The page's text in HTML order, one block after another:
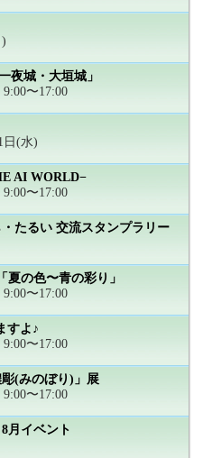
夜城・大垣城」
〜17:00
日(水)
AI WORLD−
〜17:00
たるい 交流スタンプラリー
の色〜青の彩り」
〜17:00
すよ♪
〜17:00
(みのぼり)」展
〜17:00
月イベント